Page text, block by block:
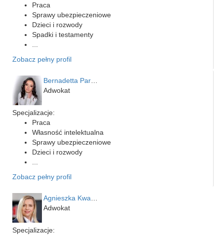
Praca
Sprawy ubezpieczeniowe
Dzieci i rozwody
Spadki i testamenty
Zobacz pełny profil
Adwokat
Specjalizacje:
Praca
Własność intelektualna
Sprawy ubezpieczeniowe
Dzieci i rozwody
Zobacz pełny profil
Adwokat
Specjalizacje: